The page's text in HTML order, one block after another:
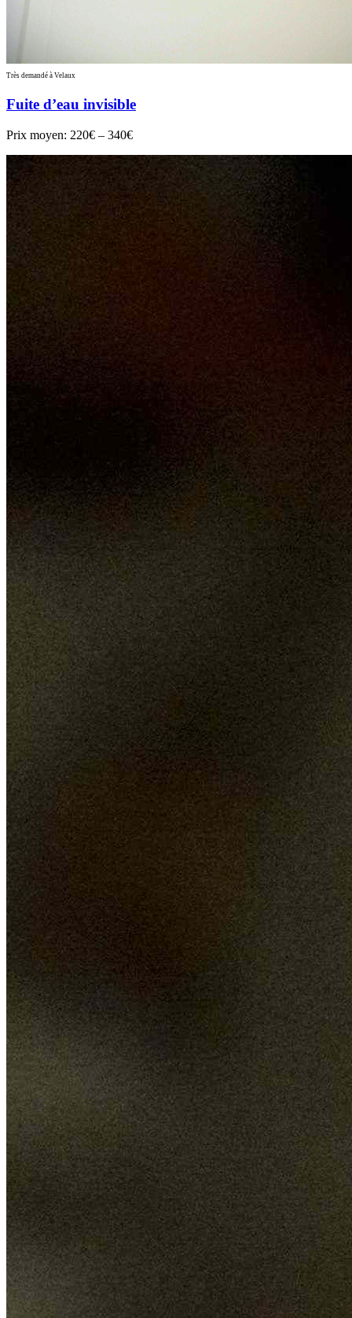
Très demandé à Velaux
Fuite d’eau invisible
Prix moyen: 220€ – 340€